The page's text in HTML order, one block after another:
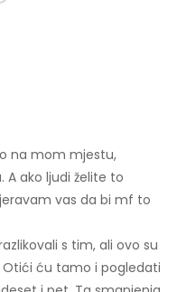
na mom mjestu,
A ako ljudi želite to
vas da bi mf to
s tim, ali ovo su
ću tamo i pogledati